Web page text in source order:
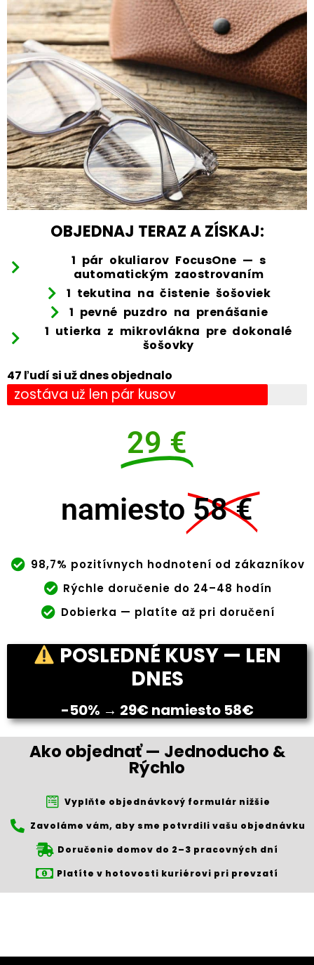
OBJEDNAJ TERAZ A ZÍSKAJ:
1 pár okuliarov FocusOne — s
automatickým zaostrovaním
1 tekutina na čistenie šošoviek
1 pevné puzdro na prenášanie
1 utierka z mikrovlákna pre dokonalé
šošovky
47 ľudí si už dnes objednalo
zostáva už len pár kusov
29 €
namiesto 58 €
98,7% pozitívnych hodnotení od zákazníkov
Rýchle doručenie do 24–48 hodín
Dobierka — platíte až pri doručení
POSLEDNÉ KUSY — LEN
DNES
-50% → 29€ namiesto 58€
Ako objednať — Jednoducho &
Rýchlo
Vyplňte objednávkový formulár nižšie
Zavoláme vám, aby sme potvrdili vašu objednávku
Doručenie domov do 2–3 pracovných dní
Platíte v hotovosti kuriérovi pri prevzatí